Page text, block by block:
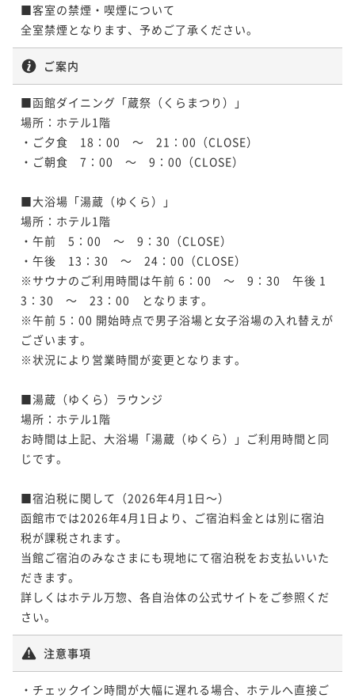
■客室の禁煙・喫煙について
全室禁煙となります、予めご了承ください。
ご案内
■函館ダイニング「蔵祭（くらまつり）」
場所：ホテル1階
・ご夕食　18：00　～　21：00（CLOSE）
・ご朝食　7：00　～　9：00（CLOSE）
■大浴場「湯蔵（ゆくら）」
場所：ホテル1階
・午前　5：00　～　9：30（CLOSE）
・午後　13：30　～　24：00（CLOSE）
※サウナのご利用時間は午前 6：00　～　9：30　午後 1
3：30　～　23：00　となります。
※午前 5：00 開始時点で男子浴場と女子浴場の入れ替えが
ございます。
※状況により営業時間が変更となります。
■湯蔵（ゆくら）ラウンジ
場所：ホテル1階
お時間は上記、大浴場「湯蔵（ゆくら）」ご利用時間と同
じです。
■宿泊税に関して（2026年4月1日～）
函館市では2026年4月1日より、ご宿泊料金とは別に宿泊
税が課税されます。
当館ご宿泊のみなさまにも現地にて宿泊税をお支払いいた
だきます。
詳しくはホテル万惣、各自治体の公式サイトをご参照くだ
さい。
注意事項
・チェックイン時間が大幅に遅れる場合、ホテルへ直接ご